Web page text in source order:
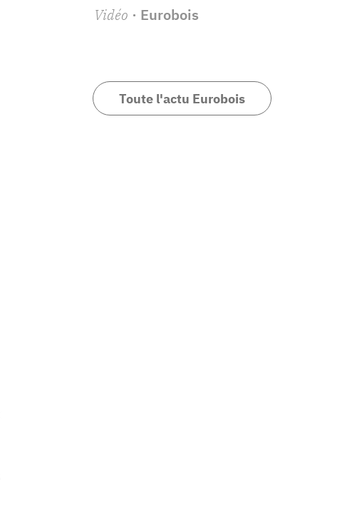
Vidéo · Eurobois
Toute l'actu Eurobois